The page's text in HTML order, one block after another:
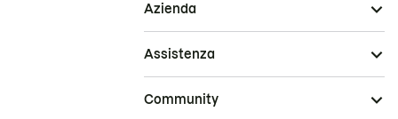
Azienda
Assistenza
Community